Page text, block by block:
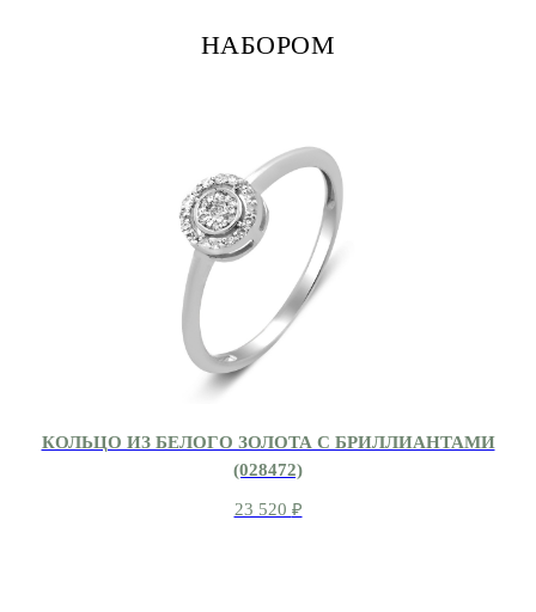
НАБОРОМ
КОЛЬЦО ИЗ БЕЛОГО ЗОЛОТА С БРИЛЛИАНТАМИ
(028472)
23 520 ₽